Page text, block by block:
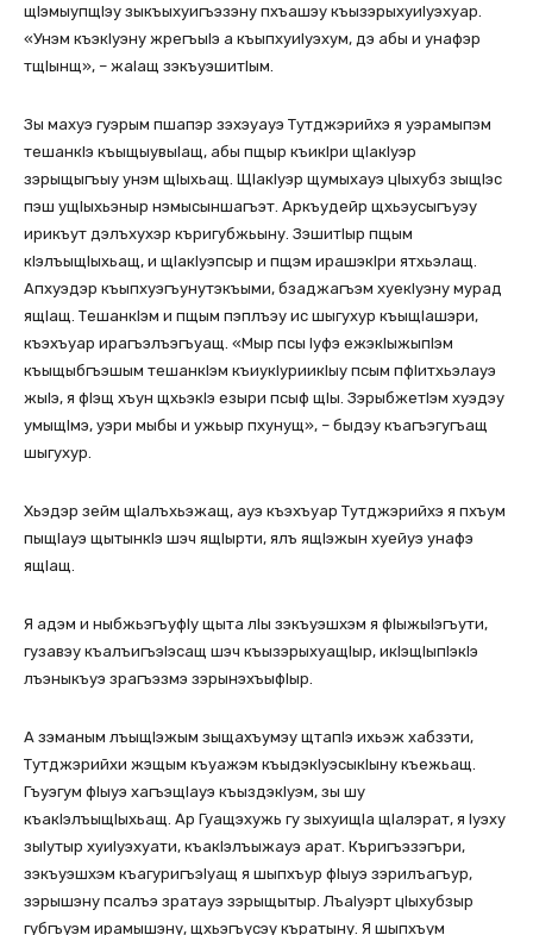
щIэмыупщIэу зыкъыхуигъэзэну пхъашэу къызэрыхуиIуэхуар.
«Унэм къэкIуэну жрегъыIэ а къыпхуиIуэхум, дэ абы и унафэр
тщIынщ», – жаIащ зэкъуэшитIым.
Зы махуэ гуэрым пшапэр зэхэуауэ Тутджэрийхэ я уэрамыпэм
тешанкIэ къыщыувыIащ, абы пщыр къикIри щIакIуэр
зэрыщыгъыу унэм щIыхьащ. ЩIакIуэр щумыхауэ цIыхубз зыщIэс
пэш ущIыхьэныр нэмысыншагъэт. Аркъудейр щхьэусыгъуэу
ирикъут дэлъхухэр къригубжьыну. ЗэшитIыр пщым
кIэлъыщIыхьащ, и щIакIуэпсыр и пщэм ирашэкIри ятхьэлащ.
Апхуэдэр къыпхуэгъунутэкъыми, бзаджагъэм хуекIуэну мурад
ящIащ. ТешанкIэм и пщым пэплъэу ис шыгухур къыщIашэри,
къэхъуар ирагъэлъэгъуащ. «Мыр псы Iуфэ ежэкIыжыпIэм
къыщыбгъэшым тешанкIэм къиукIуриикIыу псым пфIитхьэлауэ
жыIэ, я фIэщ хъун щхьэкIэ езыри псыф щIы. ЗэрыбжетIэм хуэдэу
умыщIмэ, уэри мыбы и ужьыр пхунущ», – быдэу къагъэгугъащ
шыгухур.
Хьэдэр зейм щIалъхьэжащ, ауэ къэхъуар Тутджэрийхэ я пхъум
пыщIауэ щытынкIэ шэч ящIырти, ялъ ящIэжын хуейуэ унафэ
ящIащ.
Я адэм и ныбжьэгъуфIу щыта лIы зэкъуэшхэм я фIыжыIэгъути,
гузавэу къалъигъэIэсащ шэч къызэрыхуащIыр, икIэщIыпIэкIэ
лъэныкъуэ зрагъэзмэ зэрынэхъыфIыр.
А зэманым лъыщIэжым зыщахъумэу щтапIэ ихьэж хабзэти,
Тутджэрийхи жэщым къуажэм къыдэкIуэсыкIыну къежьащ.
Гъуэгум фIыуэ хагъэщIауэ къыздэкIуэм, зы шу
къакIэлъыщIыхьащ. Ар Гуащэхужь гу зыхуищIа щIалэрат, я Iуэху
зыIутыр хуиIуэхуати, къакIэлъыжауэ арат. Къригъэзэгъри,
зэкъуэшхэм къагуригъэIуащ я шыпхъур фIыуэ зэрилъагъур,
зэрышэну псалъэ зратауэ зэрыщытыр. ЛъаIуэрт цIыхубзыр
губгъуэм ирамышэну, щхьэгъусэу къратыну. Я шыпхъум